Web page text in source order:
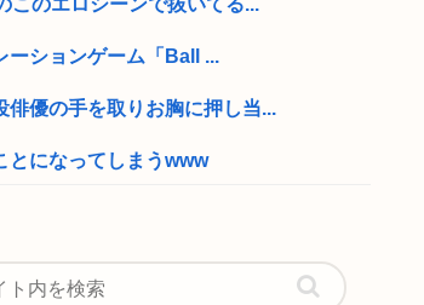
このエロシーンで抜いてる...
ーションゲーム「Ball ...
俳優の手を取りお胸に押し当...
とになってしまうwww
も値段据え置き